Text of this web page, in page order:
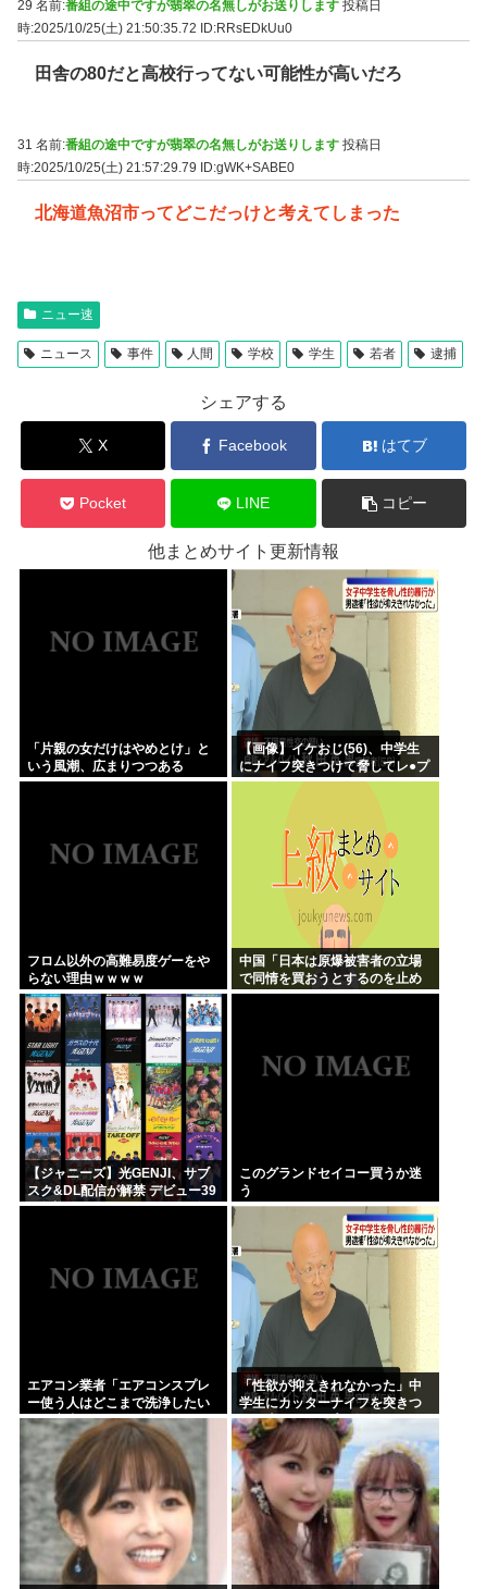
29 名前:番組の途中ですが翡翠の名無しがお送りします 投稿日
時:2025/10/25(土) 21:50:35.72 ID:RRsEDkUu0
田舎の80だと高校行ってない可能性が高いだろ
31 名前:番組の途中ですが翡翠の名無しがお送りします 投稿日
時:2025/10/25(土) 21:57:29.79
ID:gWK+SABE0
北海道魚沼市ってどこだっけと考えてしまった
ニュー速
ニュース 事件 人間 学校 学生 若者 逮捕
シェアする
X Facebook はてブ
Pocket LINE コピー
他まとめサイト更新情報
「片親の女だけはやめとけ」と
いう風潮、広まりつつある
【画像】イケおじ(56)、中学生
にナイフ突きつけて脅してレ●プ
www
フロム以外の高難易度ゲーをや
らない理由ｗｗｗｗ
中国「日本は原爆被害者の立場
で同情を買おうとするのを止め
ろ」
【ジャニーズ】光GENJI、サブ
スク&DL配信が解禁 デビュー39
周年迎える8月19日から40周年
このグランドセイコー買うか迷
う
エアコン業者「エアコンスプレ
ー使う人はどこまで洗浄したい
の？室内に風を送り込んでるフ
ァンは汚いままですよ」331.5万
バズ
「性欲が抑えきれなかった」中
学生にカッターナイフを突きつ
けて脅し、レ●プ。自称・アルバ
イトの秋田英男(56)が逮捕され
る